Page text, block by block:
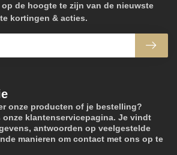
onze producten of je bestelling?
onze klantenservicepagina. Je vindt
antwoorden op veelgestelde
manieren om contact met ons op te
de hoogte te zijn van de nieuwste
kortingen & acties.